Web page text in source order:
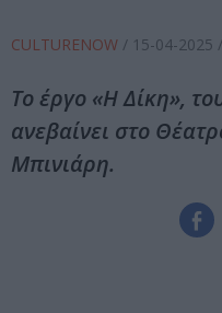
CULTURENOW / 15-04-2025
Το έργο «Η Δίκη»,
ανεβαίνει στο
Μπινιάρη.